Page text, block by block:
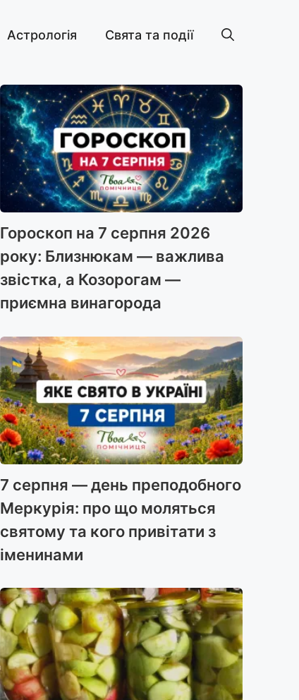
Астрологія Свята та події
Гороскоп на 7 серпня 2026
року: Близнюкам — важлива
звістка, а Козорогам —
приємна винагорода
7 серпня — день преподобного
Меркурія: про що моляться
святому та кого привітати з
іменинами